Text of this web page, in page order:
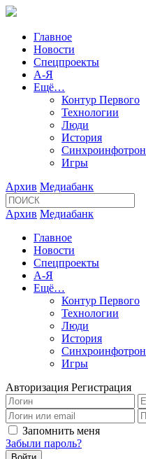
Главное
Новости
Спецпроекты
А-Я
Ещё…
Контур Первого
Технологии
Люди
История
Синхроинфотрон
Игры
Архив Медиабанк
Архив Медиабанк
Главное
Новости
Спецпроекты
А-Я
Ещё…
Контур Первого
Технологии
Люди
История
Синхроинфотрон
Игры
Авторизация Регистрация
Запомнить меня
Забыли пароль?